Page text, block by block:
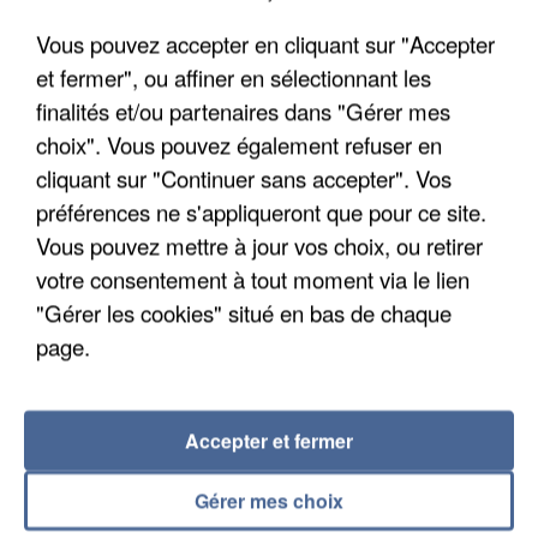
UN SECOND CADRE DE LA DZ MAFIA
INTERPELLÉ EN ALGÉRIE
Vous pouvez accepter en cliquant sur "Accepter
et fermer", ou affiner en sélectionnant les
finalités et/ou partenaires dans "Gérer mes
choix". Vous pouvez également refuser en
cliquant sur "Continuer sans accepter". Vos
préférences ne s'appliqueront que pour ce site.
Vous pouvez mettre à jour vos choix, ou retirer
votre consentement à tout moment via le lien
"Gérer les cookies" situé en bas de chaque
page.
Gérer mes choix
Accepter et fermer